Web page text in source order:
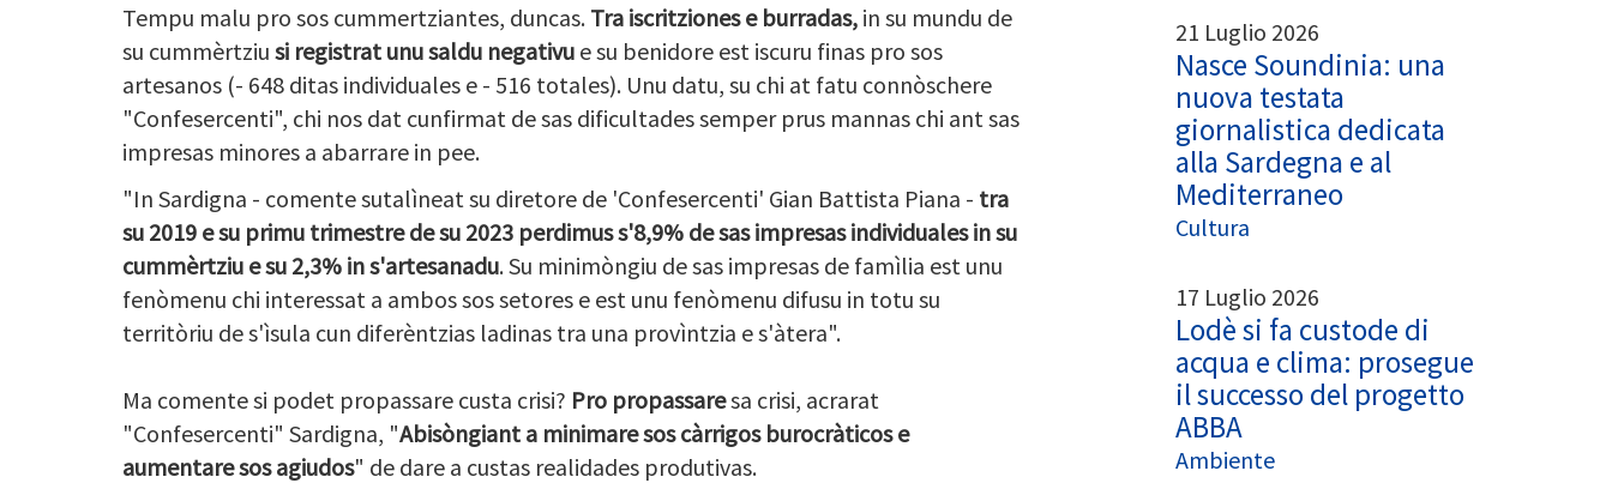
Tempu malu pro sos cummertziantes, duncas. Tra iscritziones e burradas, in su mundu de
su cummèrtziu si registrat unu saldu negativu e su benidore est iscuru finas pro sos
artesanos (- 648 ditas individuales e - 516 totales). Unu datu, su chi at fatu connòschere
"Confesercenti", chi nos dat cunfirmat de sas dificultades semper prus mannas chi ant sas
impresas minores a abarrare in pee.
"In Sardigna - comente sutalìneat su diretore de 'Confesercenti' Gian Battista Piana - tra
su 2019 e su primu trimestre de su 2023 perdimus s'8,9% de sas impresas individuales in su
cummèrtziu e su 2,3% in s'artesanadu. Su minimòngiu de sas impresas de famìlia est unu
fenòmenu chi interessat a ambos sos setores e est unu fenòmenu difusu in totu su
territòriu de s'ìsula cun diferèntzias ladinas tra una provìntzia e s'àtera".
Ma comente si podet propassare custa crisi? Pro propassaresa crisi, acrarat
"Confesercenti" Sardigna, "Abisòngiant a minimare sos càrrigos burocràticos e
aumentare sos agiudos" de dare a custas realidades produtivas.
21 Luglio 2026
Nasce Soundinia: una
nuova testata
giornalistica dedicata
alla Sardegna e al
Mediterraneo
Cultura
17 Luglio 2026
Lodè si fa custode di
acqua e clima: prosegue
il successo del progetto
ABBA
Ambiente